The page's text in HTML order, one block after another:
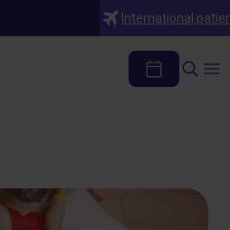
International
una alternativa
pantallas